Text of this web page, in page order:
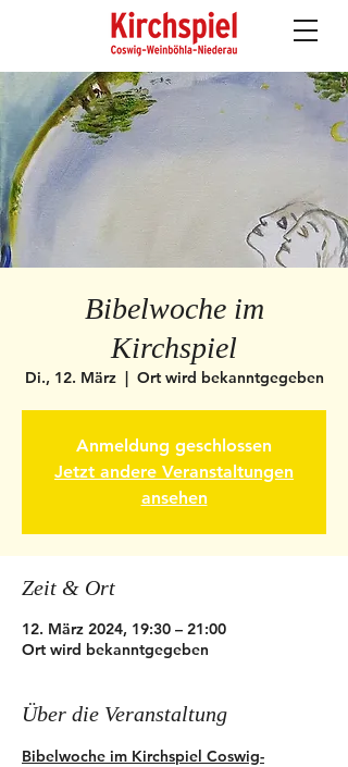
Bibelwoche im
Kirchspiel
Di., 12. März
  |
Ort wird bekanntgegeben
Anmeldung geschlossen
Jetzt andere Veranstaltungen
ansehen
Zeit & Ort
12. März 2024, 19:30 – 21:00
Ort wird bekanntgegeben
Über die Veranstaltung
Bibelwoche im Kirchspiel Coswig-